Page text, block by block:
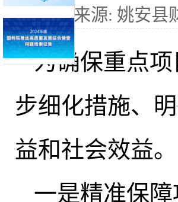
来源: 姚安县
为确保重点
步细化措施、
益和社会效益。
一是精准保